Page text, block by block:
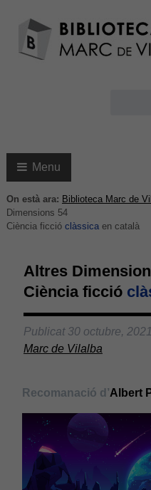
Menu
On està ara: Biblioteca Marc de
Dimensions 54
Ciència ficció clàssicaen català
Altres
Ciència ficció
Publicat 30 octubre, 2021
Marc de Vilalba
Recomanació d’Albert